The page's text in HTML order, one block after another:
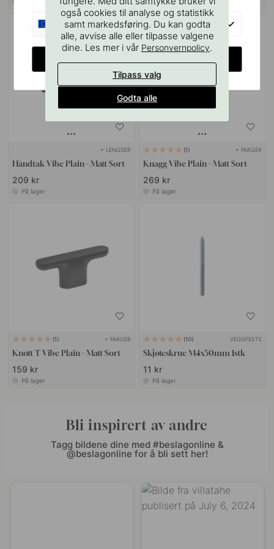
På lager
+ LENGDER
Håndtak Vibe Plain - Matt Sort
209 kr
På lager
1 + FARGER
Knagg Vibe Plain - Matt Sort
269 kr
På lager
1 + FARGER
Knott T Vibe Plain - Matt Sort
159 kr
På lager
10 VEGGFESTE
Skjøteskrue M4x50mm 1stk
11 kr
På lager
Bli inspirert av andre
Tagg bildene dine med #beslagonline &
@beslagonline for å bli sett her!
også cookies til analyse og statistikk
samt markedsføring. Du kan godta
alle, avvise alle eller tilpasse valgene
dine. Les mer i vår Personvernpolicy.
Tilpass valg
Godta alle
EU